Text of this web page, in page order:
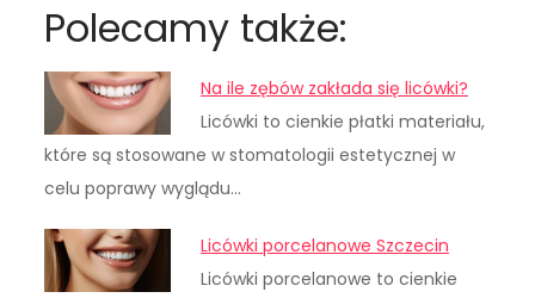
Polecamy także:
Na ile zębów zakłada się licówki?
Licówki to cienkie płatki materiału,
które są stosowane w stomatologii estetycznej w
celu poprawy wyglądu…
Licówki porcelanowe Szczecin
Licówki porcelanowe to cienkie